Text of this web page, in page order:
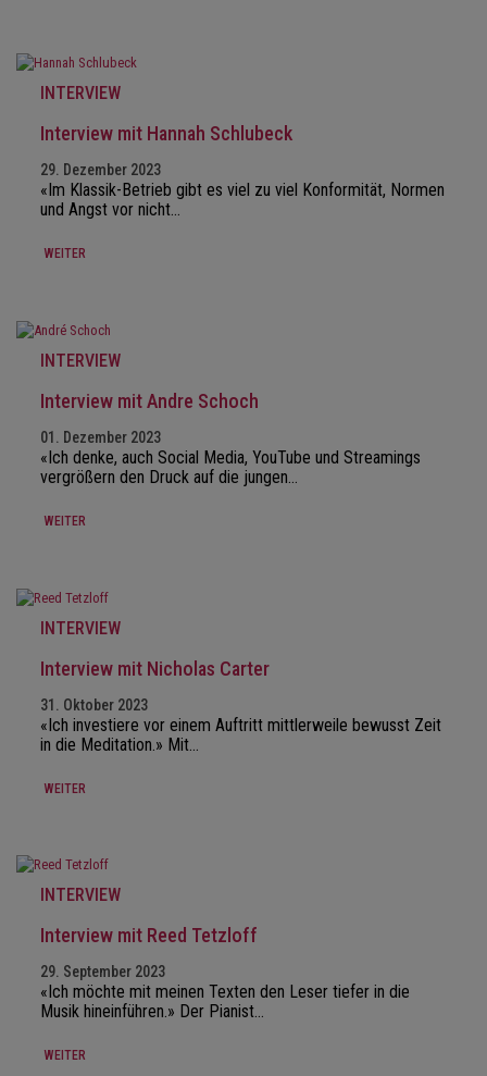
INTERVIEW
Interview mit Hannah Schlubeck
29. Dezember 2023
«Im Klassik-Betrieb gibt es viel zu viel Konformität, Normen
und Angst vor nicht…
WEITER
INTERVIEW
Interview mit Andre Schoch
01. Dezember 2023
«Ich denke, auch Social Media, YouTube und Streamings
vergrößern den Druck auf die jungen…
WEITER
INTERVIEW
Interview mit Nicholas Carter
31. Oktober 2023
«Ich investiere vor einem Auftritt mittlerweile bewusst Zeit
in die Meditation.» Mit…
WEITER
INTERVIEW
Interview mit Reed Tetzloff
29. September 2023
«Ich möchte mit meinen Texten den Leser tiefer in die
Musik hineinführen.» Der Pianist…
WEITER